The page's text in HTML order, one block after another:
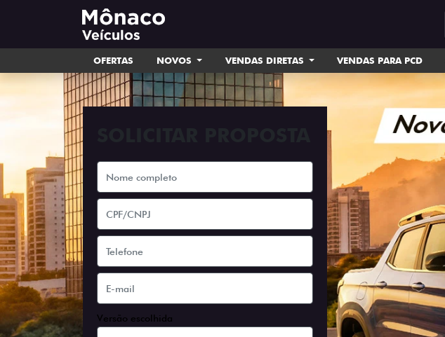
OFERTAS NOVOS VENDAS DIRETAS VENDAS PARA PCD
Versão escolhida